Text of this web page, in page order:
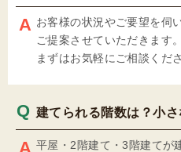
お客様の状況やご要望を伺
ご提案させていただきます。
まずはお気軽にご相談くださ
建てられる階数は？小
平屋・2階建て・3階建てが